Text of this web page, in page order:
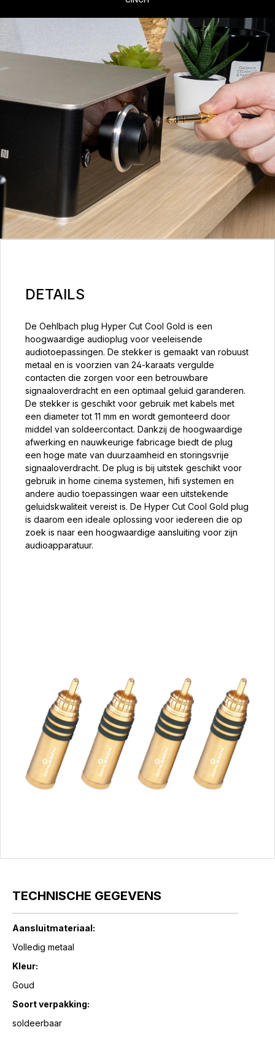
DETAILS
De Oehlbach plug Hyper Cut Cool Gold is een
hoogwaardige audioplug voor veeleisende
audiotoepassingen. De stekker is gemaakt van robuust
metaal en is voorzien van 24-karaats vergulde
contacten die zorgen voor een betrouwbare
signaaloverdracht en een optimaal geluid garanderen.
De stekker is geschikt voor gebruik met kabels met
een diameter tot 11 mm en wordt gemonteerd door
middel van soldeercontact. Dankzij de hoogwaardige
afwerking en nauwkeurige fabricage biedt de plug
een hoge mate van duurzaamheid en storingsvrije
signaaloverdracht. De plug is bij uitstek geschikt voor
gebruik in home cinema systemen, hifi systemen en
andere audio toepassingen waar een uitstekende
geluidskwaliteit vereist is. De Hyper Cut Cool Gold plug
is daarom een ideale oplossing voor iedereen die op
zoek is naar een hoogwaardige aansluiting voor zijn
audioapparatuur.
TECHNISCHE GEGEVENS
Aansluitmateriaal:
Volledig metaal
Kleur:
Goud
Soort verpakking:
soldeerbaar